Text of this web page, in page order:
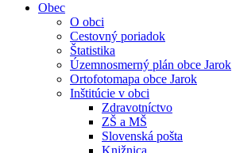
Obec
O obci
Cestovný poriadok
Štatistika
Územnosmerný plán obce Jarok
Ortofotomapa obce Jarok
Inštitúcie v obci
Zdravotníctvo
ZŠ a MŠ
Slovenská pošta
Knižnica